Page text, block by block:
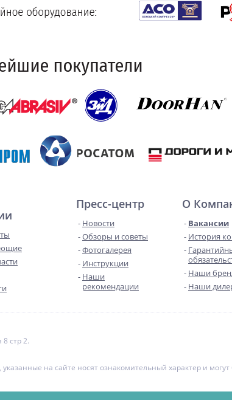
Пресс-центр
Новости
Обзоры и советы
Фотогалерея
Инструкции
Наши
рекомендации
О
Вакансии
История
Наши
Наши
стр 2.
указанные на сайте носят ознакомительный характер и